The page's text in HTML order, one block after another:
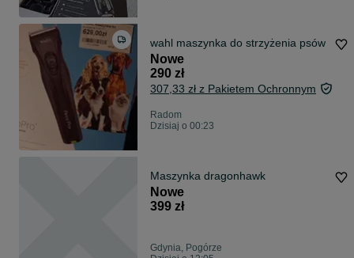
wahl maszynka do strzyżenia psów
Nowe
290 zł
307,33 zł z Pakietem Ochronnym
Radom
Dzisiaj o 00:23
Maszynka dragonhawk
Nowe
399 zł
Gdynia, Pogórze